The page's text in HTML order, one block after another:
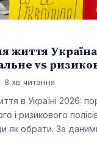
життя Україна
vs
8 хв читання
в Україні 2026:
і ризикового
як обрати. За